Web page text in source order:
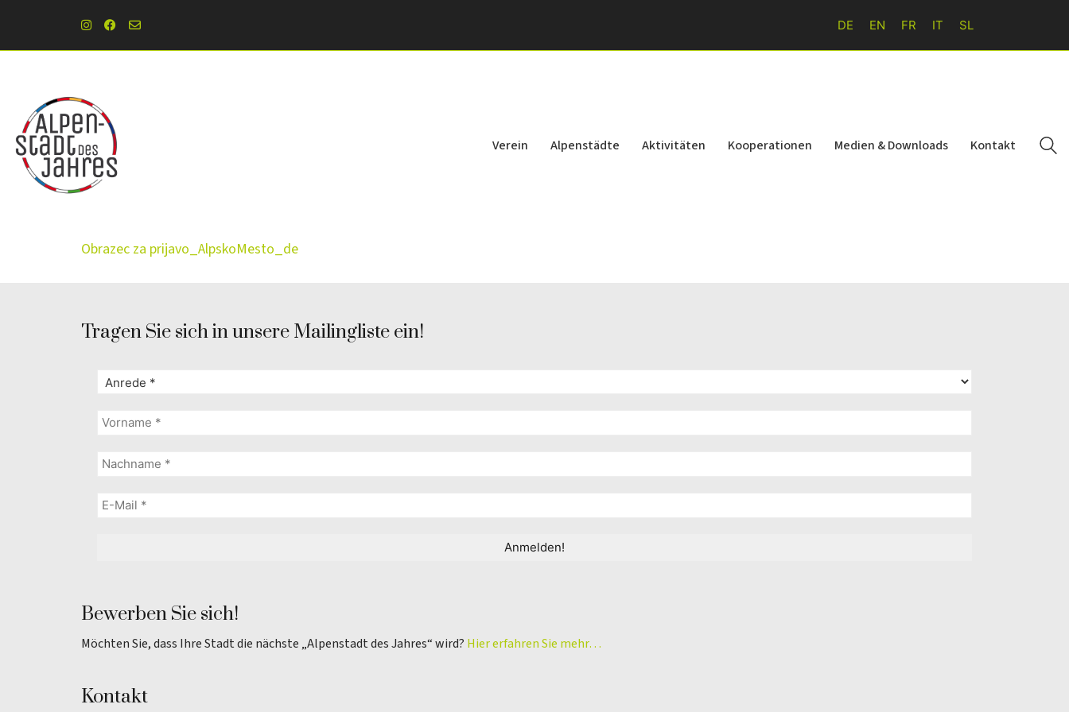
DE EN FR IT SL
Verein Alpenstädte Aktivitäten Kooperationen Medien & Downloads Kontakt
Obrazec za prijavo_AlpskoMesto_de
Tragen Sie sich in unsere Mailingliste ein!
Bewerben Sie sich!
Möchten Sie, dass Ihre Stadt die nächste „Alpenstadt des Jahres“ wird? Hier erfahren Sie mehr…
Kontakt